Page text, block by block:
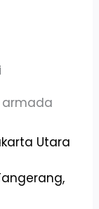
armada
Utara